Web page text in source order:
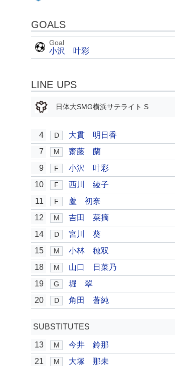
GOALS
Goal
小沢 叶彩
LINE UPS
日体大SMG横浜サテライト S
4 D
大貫 明日香
7
M
齋藤 蘭
9
F 小沢 叶彩
10 F
西川 綾子
11
F 蘆 初奈
12 M
吉田 菜摘
14
D
宮川 葵
15
M 小林 穂双
18 M 山口 日菜乃
19 G
堀 翠
20
D 角田 蒼純
SUBSTITUTES
13 M 今井 鈴那
21 M
大塚 那未